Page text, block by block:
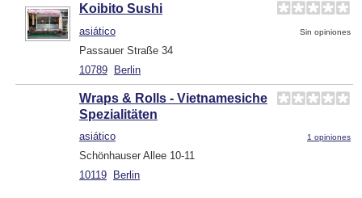
Koibito Sushi
asiático Sin opiniones
Passauer Straße 34
10789 Berlin
Wraps & Rolls - Vietnamesiche
Spezialitäten
asiático 1 opiniones
Schönhauser Allee 10-11
10119 Berlin